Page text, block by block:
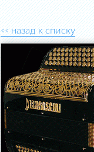
<< назад к списку